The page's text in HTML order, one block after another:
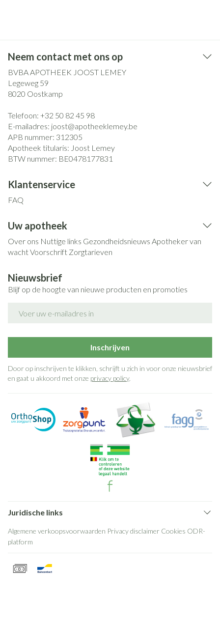
Neem contact met ons op
BVBA APOTHEEK JOOST LEMEY
Legeweg 59
8020 Oostkamp
Telefoon: +32 50 82 45 98
E-mailadres: joost@apotheeklemey.be
APB nummer: 312305
Apotheek titularis: Joost Lemey
BTW nummer: BE0478177831
Klantenservice
FAQ
Uw apotheek
Over ons Nuttige links Gezondheidsnieuws Apotheker van
wachtVoorschrift Zorgtarieven
Nieuwsbrief
Blijf op de hoogte van nieuwe producten en promoties
Inschrijven
Door op inschrijven te klikken, schrijft u zich in voor onze nieuwsbrief
en gaat u akkoord met onze privacy policy.
Juridische links
Algemene verkoopsvoorwaarden Privacy disclaimer Cookies ODR-
platform